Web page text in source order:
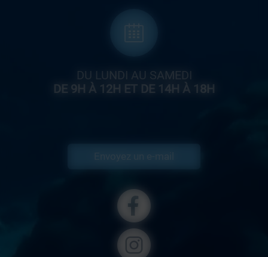
DU LUNDI AU SAMEDI
DE 9H À 12H ET DE 14H À 18H